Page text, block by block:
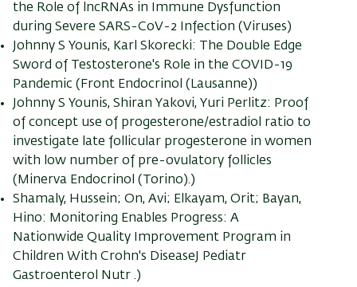
the Role of lncRNAs in Immune Dysfunction
during Severe SARS-CoV-2 Infection (Viruses)
Johnny S Younis, Karl Skorecki: The Double Edge
Sword of Testosterone's Role in the COVID-19
Pandemic (Front Endocrinol (Lausanne))
Johnny S Younis, Shiran Yakovi, Yuri Perlitz: Proof
of concept use of progesterone/estradiol ratio to
investigate late follicular progesterone in women
with low number of pre-ovulatory follicles
(Minerva Endocrinol (Torino).)
Shamaly, Hussein; On, Avi; Elkayam, Orit; Bayan,
Hino: Monitoring Enables Progress: A
Nationwide Quality Improvement Program in
Children With Crohn's DiseaseJ Pediatr
Gastroenterol Nutr .)